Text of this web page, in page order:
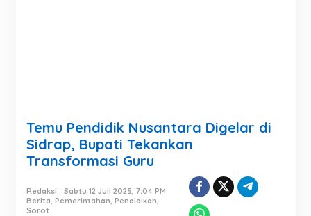
Temu Pendidik Nusantara Digelar di
Sidrap, Bupati Tekankan
Transformasi Guru
Redaksi
Sabtu 12 Juli 2025, 7:04 PM
Berita, Pemerintahan, Pendidikan,
Sorot